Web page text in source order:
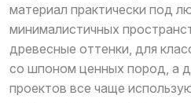
материал практически под
минималистичных
древесные оттенки, для
со шпоном ценных пород, а
проектов все чаще